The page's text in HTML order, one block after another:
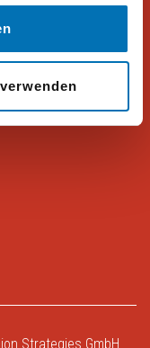
Strategies GmbH